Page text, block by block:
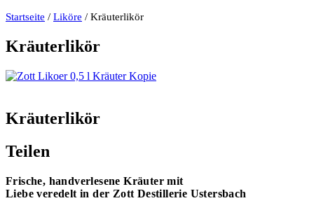
Startseite / Liköre / Kräuterlikör
Kräuterlikör
Kräuterlikör
Teilen
Frische, handverlesene Kräuter mit
Liebe veredelt in der Zott Destillerie Ustersbach